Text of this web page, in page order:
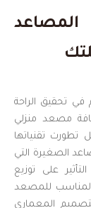
تحقيق الراحة
مصعد منزلي
تطورت تقنياتها
الصغيرة التي
على توزيع
المناسب للمصعد
المعماري